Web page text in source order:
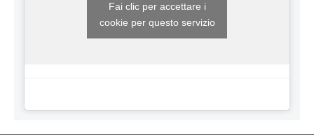
Fai clic per accettare i
cookie per questo servizio